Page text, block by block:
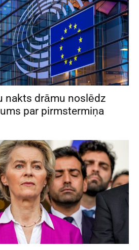
nakts drāmu noslēdz
par pirmstermiņa